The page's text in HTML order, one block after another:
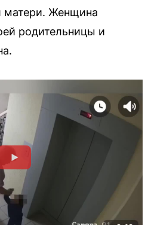
матери. Женщина
родительницы и